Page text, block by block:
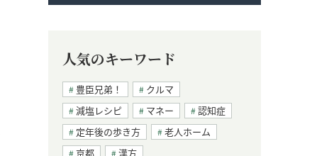
人気のキーワード
豊臣兄弟！
クルマ
減塩レシピ
マネー
認知症
定年後の歩き方
老人ホーム
京都
漢方